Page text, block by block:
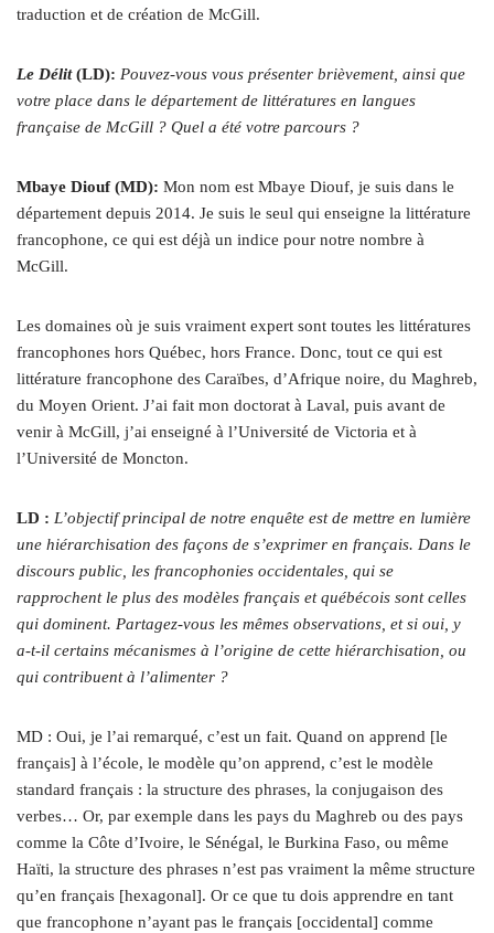
traduction et de création de McGill.
Le Délit(LD): Pouvez-vous vous présenter brièvement, ainsi que
votre place dans le département de littératures en langues
française de McGill ? Quel a été votre parcours ?
Mbaye Diouf (MD): Mon nom est Mbaye Diouf, je suis dans le
département depuis 2014. Je suis le seul qui enseigne la littérature
francophone, ce qui est déjà un indice pour notre nombre à
McGill.
Les domaines où je suis vraiment expert sont toutes les littératures
francophones hors Québec, hors France. Donc, tout ce qui est
littérature francophone des Caraïbes, d’Afrique noire, du Maghreb,
du Moyen Orient. J’ai fait mon doctorat à Laval, puis avant de
venir à McGill, j’ai enseigné à l’Université de Victoria et à
l’Université de Moncton.
LD : L’objectif principal de notre enquête est de mettre en lumière
une hiérarchisation des façons de s’exprimer en français. Dans le
discours public, les francophonies occidentales, qui se
rapprochent le plus des modèles français et québécois sont celles
qui dominent. Partagez-vous les mêmes observations, et si oui, y
a‑t-il certains mécanismes à l’origine de cette hiérarchisation, ou
qui contribuent à l’alimenter ?
MD : Oui, je l’ai remarqué, c’est un fait. Quand on apprend [le
français] à l’école, le modèle qu’on apprend, c’est le modèle
standard français : la structure des phrases, la conjugaison des
verbes… Or, par exemple dans les pays du Maghreb ou des pays
comme la Côte d’Ivoire, le Sénégal, le Burkina Faso, ou même
Haïti, la structure des phrases n’est pas vraiment la même structure
qu’en français [hexagonal]. Or ce que tu dois apprendre en tant
que francophone n’ayant pas le français [occidental] comme